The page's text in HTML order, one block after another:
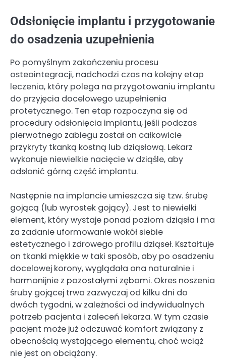
Odsłonięcie implantu i przygotowanie
do osadzenia uzupełnienia
Po pomyślnym zakończeniu procesu
osteointegracji, nadchodzi czas na kolejny etap
leczenia, który polega na przygotowaniu implantu
do przyjęcia docelowego uzupełnienia
protetycznego. Ten etap rozpoczyna się od
procedury odsłonięcia implantu, jeśli podczas
pierwotnego zabiegu został on całkowicie
przykryty tkanką kostną lub dziąsłową. Lekarz
wykonuje niewielkie nacięcie w dziąśle, aby
odsłonić górną część implantu.
Następnie na implancie umieszcza się tzw. śrubę
gojącą (lub wyrostek gojący). Jest to niewielki
element, który wystaje ponad poziom dziąsła i ma
za zadanie uformowanie wokół siebie
estetycznego i zdrowego profilu dziąseł. Kształtuje
on tkanki miękkie w taki sposób, aby po osadzeniu
docelowej korony, wyglądała ona naturalnie i
harmonijnie z pozostałymi zębami. Okres noszenia
śruby gojącej trwa zazwyczaj od kilku dni do
dwóch tygodni, w zależności od indywidualnych
potrzeb pacjenta i zaleceń lekarza. W tym czasie
pacjent może już odczuwać komfort związany z
obecnością wystającego elementu, choć wciąż
nie jest on obciążany.